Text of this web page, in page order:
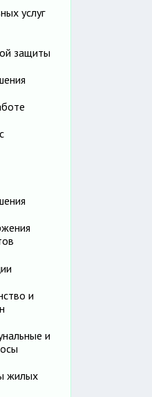
услуг
защиты
и
и
жилых